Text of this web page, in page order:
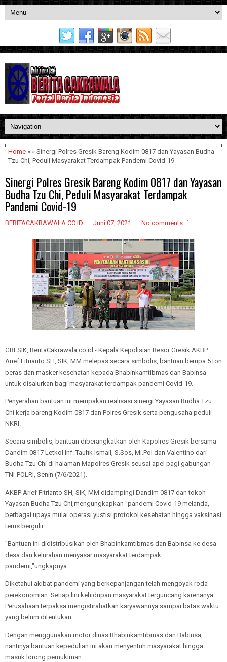
Home » » Sinergi Polres Gresik Bareng Kodim 0817 dan Yayasan Budha
Tzu Chi, Peduli Masyarakat Terdampak Pandemi Covid-19
Sinergi Polres Gresik Bareng Kodim 0817 dan Yayasan
Budha Tzu Chi, Peduli Masyarakat Terdampak
Pandemi Covid-19
BERITACAKRAWALA.CO.ID Juni 07, 2021 No comments
GRESIK, BeritaCakrawala.co.id - Kepala Kepolisian Resor Gresik AKBP
Arief Fitrianto SH, SIK, MM melepas secara simbolis, bantuan berupa 5 ton
beras dan masker kesehatan kepada Bhabinkamtibmas dan Babinsa
untuk disalurkan bagi masyarakat terdampak pandemi Covid-19.
Penyerahan bantuan ini merupakan realisasi sinergi Yayasan Budha Tzu
Chi kerja bareng Kodim 0817 dan Polres Gresik serta pengusaha peduli
NKRI.
Secara simbolis, bantuan diberangkatkan oleh Kapolres Gresik bersama
Dandim 0817 Letkol Inf. Taufik Ismail, S.Sos, Mi.Pol dan Valentino dari
Budha Tzu Chi di halaman Mapolres Gresik seusai apel pagi gabungan
TNI-POLRI, Senin (7/6/2021).
AKBP Arief Fitrianto SH, SIK, MM didampingi Dandim 0817 dan tokoh
Yayasan Budha Tzu Chi,mengungkapkan "pandemi Covid-19 melanda,
berbagai upaya mulai operasi yustisi protokol kesehatan hingga vaksinasi
terus bergulir.
"Bantuan ini didistribusikan oleh Bhabinkamtibmas dan Babinsa ke desa-
desa dan kelurahan menyasar masyarakat terdampak
pandemi,"ungkapnya
Diketahui akibat pandemi yang berkepanjangan telah mengoyak roda
perekonomian. Setiap lini kehidupan masyarakat terguncang karenanya.
Perusahaan terpaksa mengistirahatkan karyawannya sampai batas waktu
yang belum ditentukan.
Dengan menggunakan motor dinas Bhabinkamtibmas dan Babinsa,
nantinya bantuan kepedulian ini akan menyentuh masyarakat hingga
masuk lorong pemukiman.